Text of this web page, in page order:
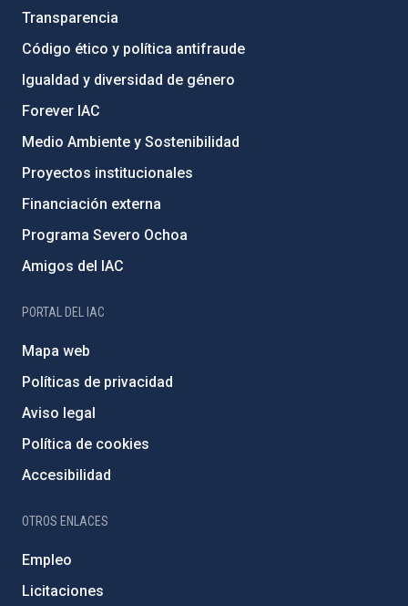
Transparencia
Código ético y política antifraude
Igualdad y diversidad de género
Forever IAC
Medio Ambiente y Sostenibilidad
Proyectos institucionales
Financiación externa
Programa Severo Ochoa
Amigos del IAC
PORTAL DEL IAC
Mapa web
Políticas de privacidad
Aviso legal
Política de cookies
Accesibilidad
OTROS ENLACES
Empleo
Licitaciones